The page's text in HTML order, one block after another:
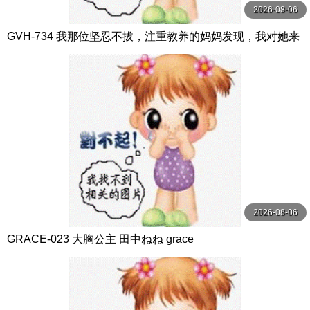
GVH-734 我那位坚忍不拔，注重教养的妈妈发现，我对她来
说太有男子气概，无法 わか菜ほの グローリークエスト
2026-08-06
GRACE-023 大胸公主 田中ねね grace
2026-08-06